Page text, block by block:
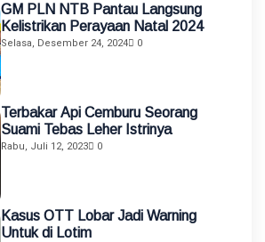
GM PLN NTB Pantau Langsung
Kelistrikan Perayaan Natal 2024
Selasa, Desember 24, 2024 0
Terbakar Api Cemburu Seorang
Suami Tebas Leher Istrinya
Rabu, Juli 12, 2023 0
Kasus OTT Lobar Jadi Warning
Untuk di Lotim